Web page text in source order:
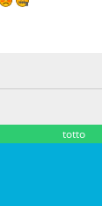
totto